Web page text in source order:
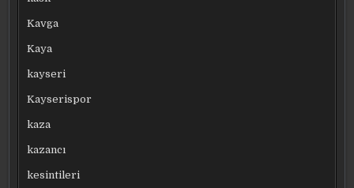
Kavga
Kaya
kayseri
Kayserispor
kaza
kazancı
kesintileri